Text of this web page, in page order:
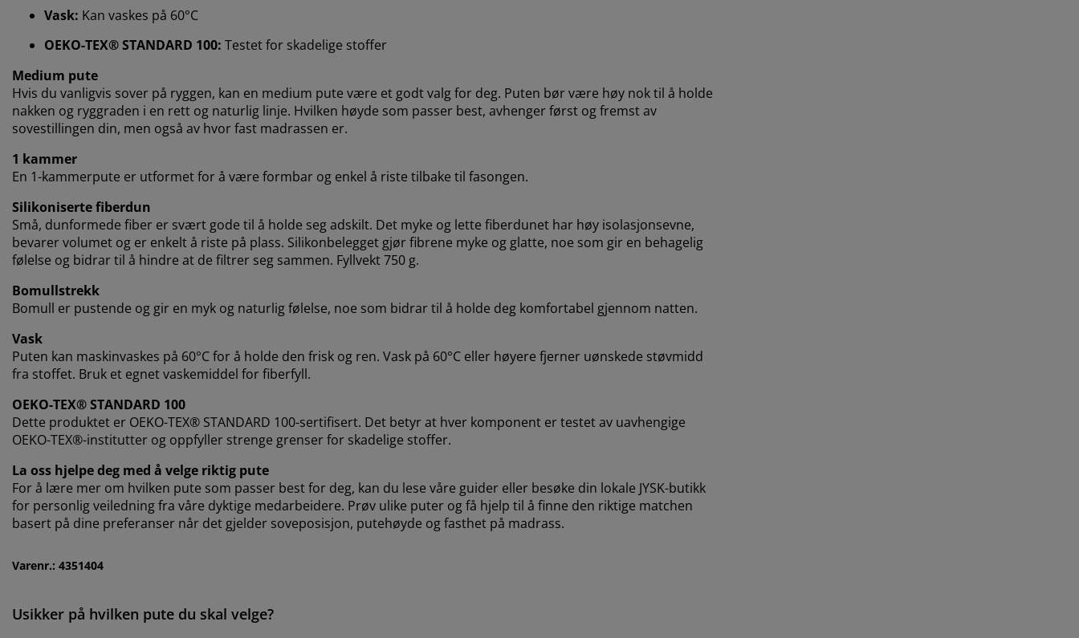
Vask: Kan vaskes på 60°C
OEKO-TEX® STANDARD 100: Testet for skadelige stoffer
Medium pute
Hvis du vanligvis sover på ryggen, kan en medium pute være et godt valg for deg. Puten bør være høy nok til å holde
nakken og ryggraden i en rett og naturlig linje. Hvilken høyde som passer best, avhenger først og fremst av
sovestillingen din, men også av hvor fast madrassen er.
1 kammer
En 1-kammerpute er utformet for å være formbar og enkel å riste tilbake til fasongen.
Silikoniserte fiberdun
Små, dunformede fiber er svært gode til å holde seg adskilt. Det myke og lette fiberdunet har høy isolasjonsevne,
bevarer volumet og er enkelt å riste på plass. Silikonbelegget gjør fibrene myke og glatte, noe som gir en behagelig
følelse og bidrar til å hindre at de filtrer seg sammen. Fyllvekt 750 g.
Bomullstrekk
Bomull er pustende og gir en myk og naturlig følelse, noe som bidrar til å holde deg komfortabel gjennom natten.
Vask
Puten kan maskinvaskes på 60°C for å holde den frisk og ren. Vask på 60°C eller høyere fjerner uønskede støvmidd
fra stoffet. Bruk et egnet vaskemiddel for fiberfyll.
OEKO-TEX® STANDARD 100
Dette produktet er OEKO-TEX® STANDARD 100-sertifisert. Det betyr at hver komponent er testet av uavhengige
OEKO-TEX®-institutter og oppfyller strenge grenser for skadelige stoffer.
La oss hjelpe deg med å velge riktig pute
For å lære mer om hvilken pute som passer best for deg, kan du lese våre guider eller besøke din lokale JYSK-butikk
for personlig veiledning fra våre dyktige medarbeidere. Prøv ulike puter og få hjelp til å finne den riktige matchen
basert på dine preferanser når det gjelder soveposisjon, putehøyde og fasthet på madrass.
Varenr.: 4351404
Usikker på hvilken pute du skal velge?